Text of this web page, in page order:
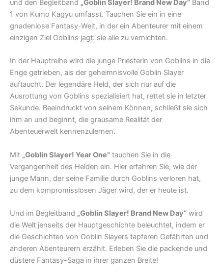
und den Begleitband „Goblin Slayer! Brand New Day“ Band
1 von Kumo Kagyu umfasst. Tauchen Sie ein in eine
gnadenlose Fantasy-Welt, in der ein Abenteurer mit einem
einzigen Ziel Goblins jagt: sie alle zu vernichten.
In der Hauptreihe wird die junge Priesterin von Goblins in die
Enge getrieben, als der geheimnisvolle Goblin Slayer
auftaucht. Der legendäre Held, der sich nur auf die
Ausrottung von Goblins spezialisiert hat, rettet sie in letzter
Sekunde. Beeindruckt von seinem Können, schließt sie sich
ihm an und beginnt, die grausame Realität der
Abenteuerwelt kennenzulernen.
Mit „Goblin Slayer! Year One“ tauchen Sie in die
Vergangenheit des Helden ein. Hier erfahren Sie, wie der
junge Mann, der seine Familie durch Goblins verloren hat,
zu dem kompromisslosen Jäger wird, der er heute ist.
Und im Begleitband „Goblin Slayer! Brand New Day“ wird
die Welt jenseits der Hauptgeschichte beleuchtet, indem er
die Geschichten von Goblin Slayers tapferen Gefährten und
anderen Abenteurern erzählt. Erleben Sie die packende und
düstere Fantasy-Saga in ihrer ganzen Breite!